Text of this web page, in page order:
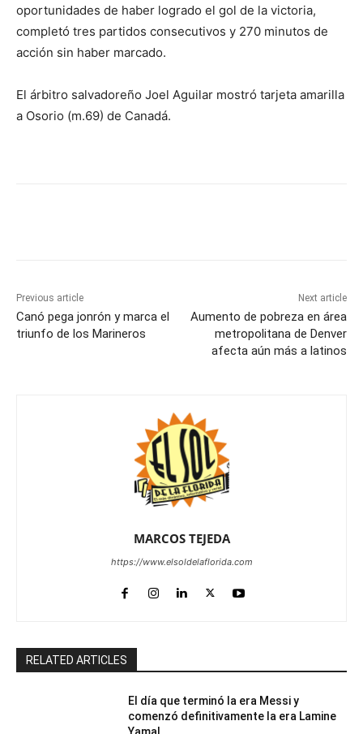
oportunidades de haber logrado el gol de la victoria,
completó tres partidos consecutivos y 270 minutos de
acción sin haber marcado.
El árbitro salvadoreño Joel Aguilar mostró tarjeta amarilla
a Osorio (m.69) de Canadá.
Previous article
Canó pega jonrón y marca el
triunfo de los Marineros
Next article
Aumento de pobreza en área
metropolitana de Denver
afecta aún más a latinos
MARCOS TEJEDA
https://www.elsoldelaflorida.com
RELATED ARTICLES
El día que terminó la era Messi y
comenzó definitivamente la era Lamine
Yamal